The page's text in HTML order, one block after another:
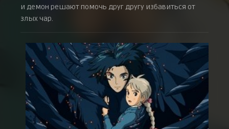
и демон решают помочь друг другу избавиться от
злых чар.